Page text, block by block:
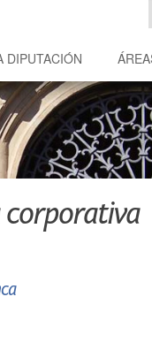
DIPUTACIÓN
corporativa